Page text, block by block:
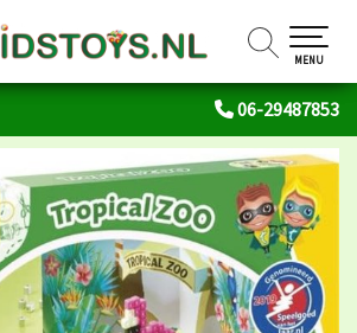
06-29487853
MENU